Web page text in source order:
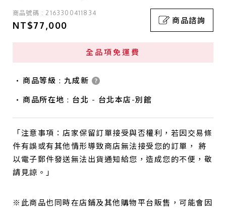
商品號碼 : 2163300411834
NT$77,000 商品諮詢
全品項免運費
商品等級 : 九成新
商品所在地 : 台北 - 台北本店-別館
「注意事項：店家保留訂單接受與否權利，若因交易條
件有誤或有其他情形導致商店無法接受您的訂單， 將
以電子郵件發送無法出貨通知給您，造成您的不便，敬
請見諒。」
※此商品也同時在店鋪及其他購物平台販售，可能會因